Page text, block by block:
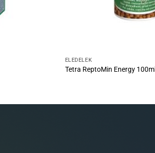
ELEDELEK
Tetra ReptoMin Energy 100ml